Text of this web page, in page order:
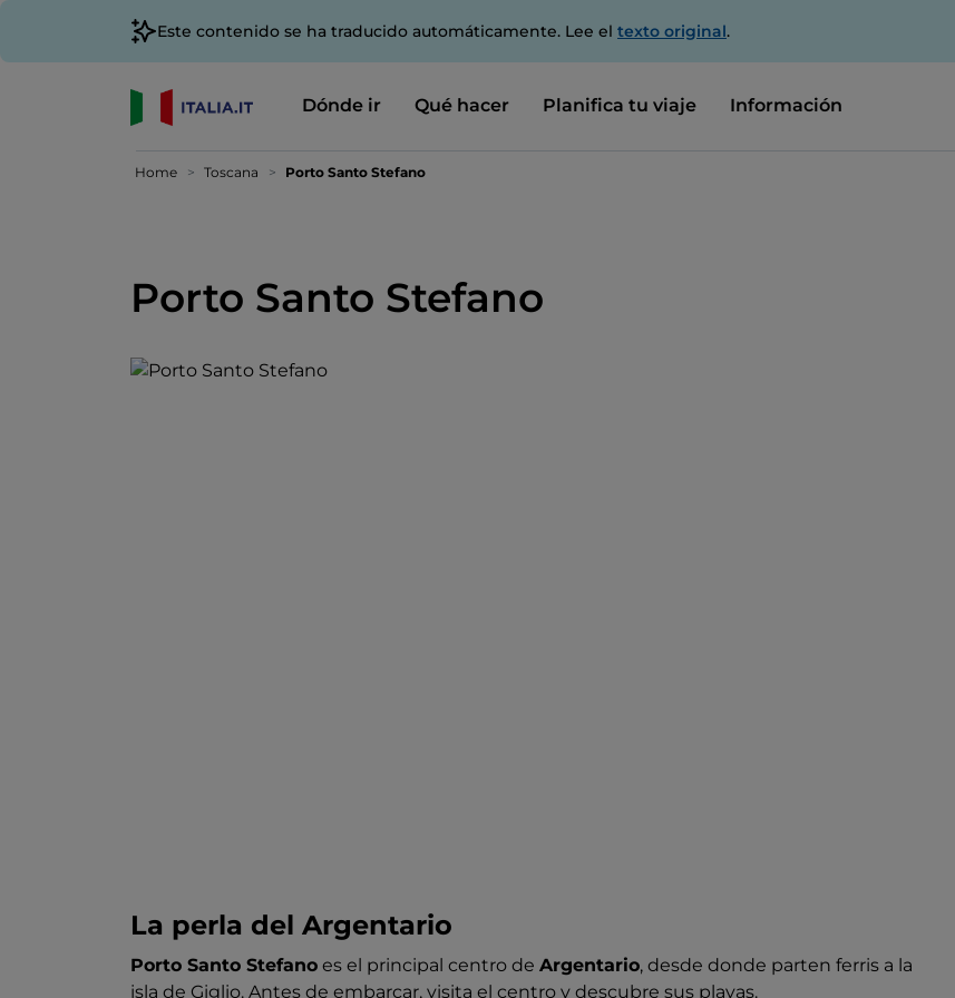
Este contenido se ha traducido automáticamente. Lee el texto original.
Dónde ir Qué hacer Planifica tu viaje Información
Home Toscana Porto Santo Stefano
Porto Santo Stefano
La perla del Argentario
Porto Santo Stefano es el principal centro de Argentario, desde donde parten ferris a la
isla de Giglio. Antes de embarcar, visita el centro y descubre sus playas.